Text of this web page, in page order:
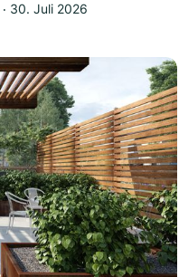
‧ 30. Juli 2026